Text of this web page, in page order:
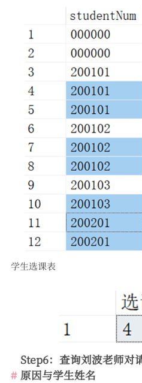
学生选课表
Step6：查询刘波老师对
原因与学生姓名